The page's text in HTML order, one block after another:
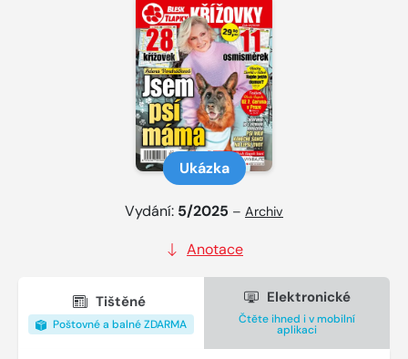
Ukázka
Vydání: 5/2025 – Archiv
Anotace
Tištěné
Poštovné a balné ZDARMA
Elektronické
Čtěte ihned i v mobilní
aplikaci